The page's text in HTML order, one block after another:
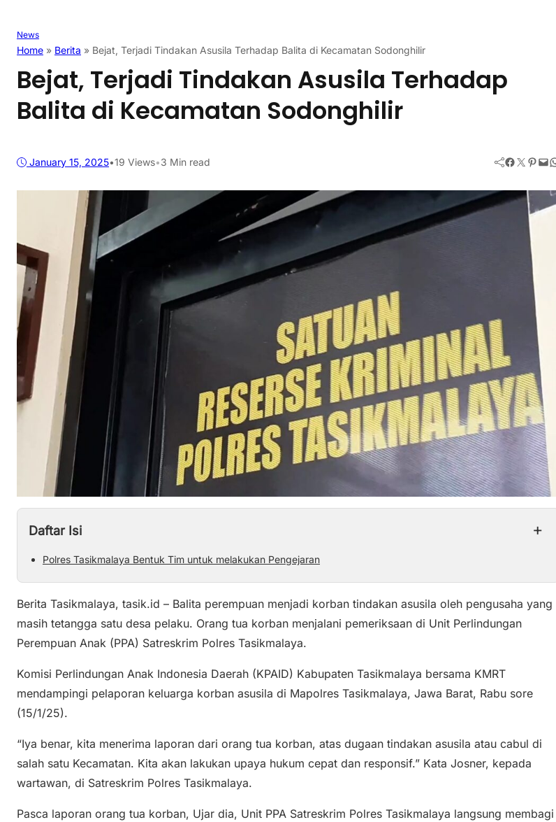
News
Home » Berita » Bejat, Terjadi Tindakan Asusila Terhadap Balita di Kecamatan Sodonghilir
Bejat, Terjadi Tindakan Asusila Terhadap
Balita di Kecamatan Sodonghilir
January 15, 2025•19 Views•3 Min read Facebook Twitter Pinterest Mail WhatsApp
Daftar Isi +
Polres Tasikmalaya Bentuk Tim untuk melakukan Pengejaran
Berita Tasikmalaya, tasik.id – Balita perempuan menjadi korban tindakan asusila oleh pengusaha yang
masih tetangga satu desa pelaku. Orang tua korban menjalani pemeriksaan di Unit Perlindungan
Perempuan Anak (PPA) Satreskrim Polres Tasikmalaya.
Komisi Perlindungan Anak Indonesia Daerah (KPAID) Kabupaten Tasikmalaya bersama KMRT
mendampingi pelaporan keluarga korban asusila di Mapolres Tasikmalaya, Jawa Barat, Rabu sore
(15/1/25).
“Iya benar, kita menerima laporan dari orang tua korban, atas dugaan tindakan asusila atau cabul di
salah satu Kecamatan. Kita akan lakukan upaya hukum cepat dan responsif.” Kata Josner, kepada
wartawan, di Satreskrim Polres Tasikmalaya.
Pasca laporan orang tua korban, Ujar dia, Unit PPA Satreskrim Polres Tasikmalaya langsung membagi